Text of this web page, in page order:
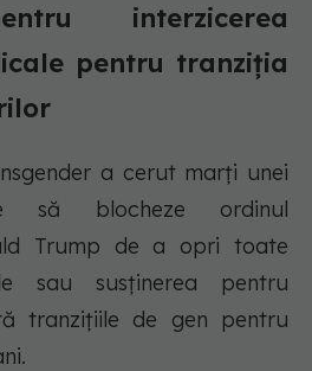
interzicerea
pentru tranziția
a cerut marți unei
să blocheze ordinul
Trump de a opri toate
sau susținerea pentru
tranzițiile de gen pentru